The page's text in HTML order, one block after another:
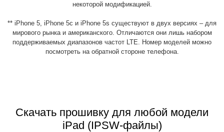
некоторой модификацией.
** iPhone 5, iPhone 5c и iPhone 5s существуют в двух версиях – для
мирового рынка и американского. Отличаются они лишь набором
поддерживаемых диапазонов частот LTE. Номер моделей можно
посмотреть на обратной стороне телефона.
Скачать прошивку для любой модели
iPad (IPSW-файлы)